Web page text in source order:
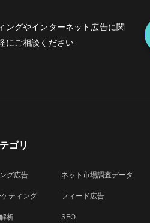
ングやインターネット広告に関
にご相談ください
ゴリ
グ広告
ティング
析
ネット市場調査データ
フィード広告
SEO